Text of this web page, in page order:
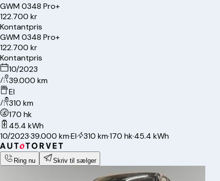
GWM0348 Pro+
122.700 kr
Kontantpris
GWM0348 Pro+
122.700 kr
Kontantpris
10/2023
39.000 km
El
310 km
170 hk
45.4 kWh
10/2023·39.000 km·El· 310 km·170 hk·45.4 kWh
Ring nu Skriv til sælger